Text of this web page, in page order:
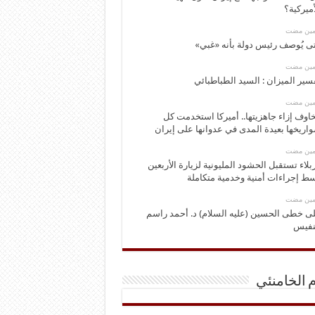
مضت
يُوصف رئيس دولة بأنه «غبي»
مضت
الميزان : السيد الطباطبائي
مضت
إزاء جاهزيتها.. أميركا استخدمت كل
بعيدة المدى في عدوانها على إيران
مضت
تستقبل الحشود المليونية لزيارة الأربعين
إجراءات أمنية وخدمية متكاملة
مضت
خطى الحسين (عليه السلام) د. أحمد راسم
الخامنئي